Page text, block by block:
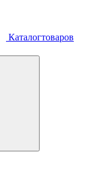
Каталогтоваров